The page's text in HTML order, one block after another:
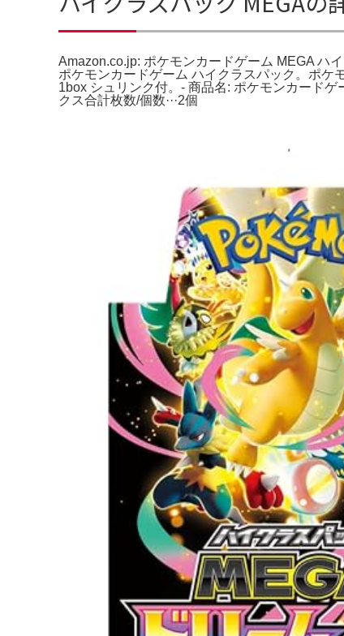
Amazon.co.jp: ポケモンカードゲーム MEGA ハ
ポケモンカードゲーム ハイクラスパック。ポケ
1box シュリンク付。- 商品名: ポケモンカードゲ
クス合計枚数/個数···2個